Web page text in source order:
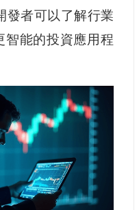
發者可以了解行業
智能的投資應用程